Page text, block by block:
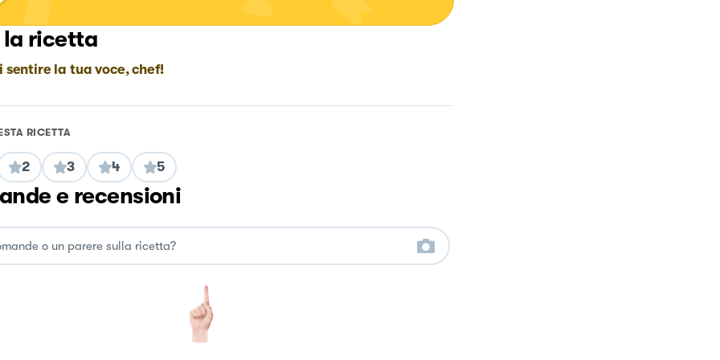
la ricetta
sentire la tua voce, chef!
RICETTA
2 3 4 5
e recensioni